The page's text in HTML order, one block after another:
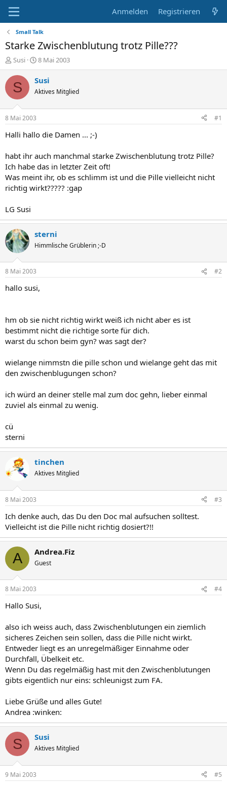
Anmelden Registrieren
Small Talk
Starke Zwischenblutung trotz Pille???
E
r
s
t
l
e
r
Susi
E
r
s
t
e
t
a
8 Mai 2003
S Susi
Aktives Mitglied
8 Mai 2003 #1
Halli hallo die Damen ... ;-)
habt ihr auch manchmal starke Zwischenblutung trotz Pille?
Ich habe das in letzter Zeit oft!
Was meint ihr, ob es schlimm ist und die Pille vielleicht nicht
richtig wirkt????? :gap
LG Susi
sterni
Himmlische Grüblerin ;-D
8 Mai 2003 #2
hallo susi,
hm ob sie nicht richtig wirkt weiß ich nicht aber es ist
bestimmt nicht die richtige sorte für dich.
warst du schon beim gyn? was sagt der?
wielange nimmstn die pille schon und wielange geht das mit
den zwischenblugungen schon?
ich würd an deiner stelle mal zum doc gehn, lieber einmal
zuviel als einmal zu wenig.
cü
sterni
tinchen
Aktives Mitglied
8 Mai 2003 #3
Ich denke auch, das Du den Doc mal aufsuchen solltest.
Vielleicht ist die Pille nicht richtig dosiert?!!
A Andrea.Fiz
Guest
8 Mai 2003 #4
Hallo Susi,
also ich weiss auch, dass Zwischenblutungen ein ziemlich
sicheres Zeichen sein sollen, dass die Pille nicht wirkt.
Entweder liegt es an unregelmäßiger Einnahme oder
Durchfall, Übelkeit etc.
Wenn Du das regelmäßig hast mit den Zwischenblutungen
gibts eigentlich nur eins: schleunigst zum FA.
Liebe Grüße und alles Gute!
Andrea :winken:
S Susi
Aktives Mitglied
9 Mai 2003 #5